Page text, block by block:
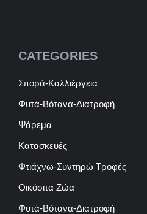
CATEGORIES
Σπορά-Καλλιέργεια
Φυτά-Βότανα-Διατροφή
Ψάρεμα
Κατασκευές
Φτιάχνω-Συντηρώ Τροφές
Οικόσιτα Ζώα
Φυτά-Βότανα-Διατροφή